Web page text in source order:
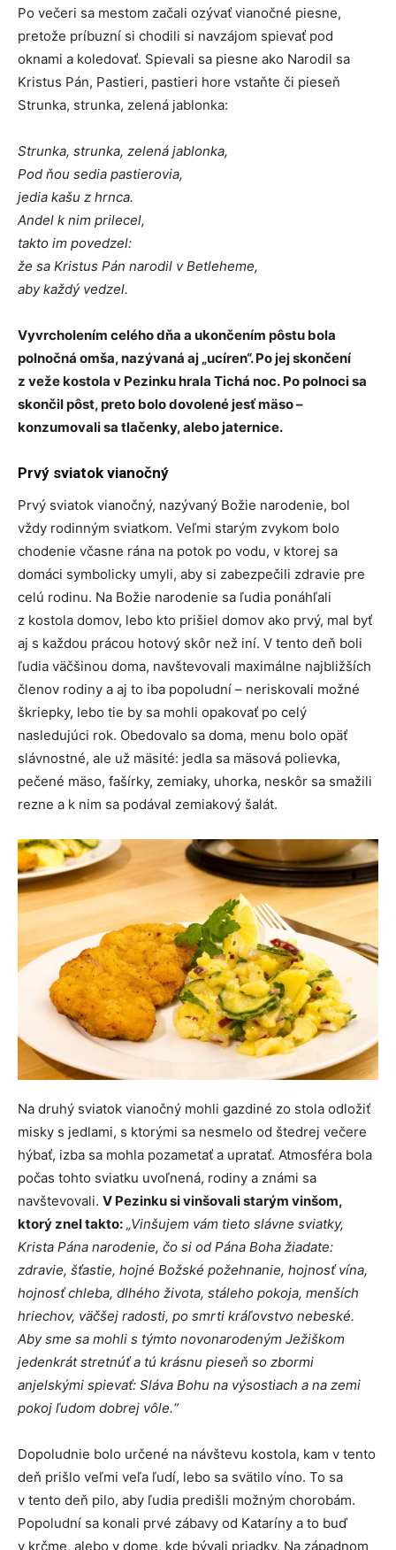
Po večeri sa mestom začali ozývať vianočné piesne,
pretože príbuzní si chodili si navzájom spievať pod
oknami a koledovať. Spievali sa piesne ako Narodil sa
Kristus Pán, Pastieri, pastieri hore vstaňte či pieseň
Strunka, strunka, zelená jablonka:
Strunka, strunka, zelená jablonka,
Pod ňou sedia pastierovia,
jedia kašu z hrnca.
Andel k nim prilecel,
takto im povedzel:
že sa Kristus Pán narodil v Betleheme,
aby každý vedzel.
Vyvrcholením celého dňa a ukončením pôstu bola
polnočná omša, nazývaná aj „ucíren“. Po jej skončení
z veže kostola v Pezinku hrala Tichá noc. Po polnoci sa
skončil pôst, preto bolo dovolené jesť mäso –
konzumovali sa tlačenky, alebo jaternice.
Prvý sviatok vianočný
Prvý sviatok vianočný, nazývaný Božie narodenie, bol
vždy rodinným sviatkom. Veľmi starým zvykom bolo
chodenie včasne rána na potok po vodu, v ktorej sa
domáci symbolicky umyli, aby si zabezpečili zdravie pre
celú rodinu. Na Božie narodenie sa ľudia ponáhľali
z kostola domov, lebo kto prišiel domov ako prvý, mal byť
aj s každou prácou hotový skôr než iní. V tento deň boli
ľudia väčšinou doma, navštevovali maximálne najbližších
členov rodiny a aj to iba popoludní – neriskovali možné
škriepky, lebo tie by sa mohli opakovať po celý
nasledujúci rok. Obedovalo sa doma, menu bolo opäť
slávnostné, ale už mäsité: jedla sa mäsová polievka,
pečené mäso, fašírky, zemiaky, uhorka, neskôr sa smažili
rezne a k nim sa podával zemiakový šalát.
Na druhý sviatok vianočný mohli gazdiné zo stola odložiť
misky s jedlami, s ktorými sa nesmelo od štedrej večere
hýbať, izba sa mohla pozametať a upratať. Atmosféra bola
počas tohto sviatku uvoľnená, rodiny a známi sa
navštevovali. V Pezinku si vinšovali starým vinšom,
ktorý znel takto: „Vinšujem vám tieto slávne sviatky,
Krista Pána narodenie, čo si od Pána Boha žiadate:
zdravie, šťastie, hojné Božské požehnanie, hojnosť vína,
hojnosť chleba, dlhého života, stáleho pokoja, menších
hriechov, väčšej radosti, po smrti kráľovstvo nebeské.
Aby sme sa mohli s týmto novonarodeným Ježiškom
jedenkrát stretnúť a tú krásnu pieseň so zbormi
anjelskými spievať: Sláva Bohu na výsostiach a na zemi
pokoj ľudom dobrej vôle.“
Dopoludnie bolo určené na návštevu kostola, kam v tento
deň prišlo veľmi veľa ľudí, lebo sa svätilo víno. To sa
v tento deň pilo, aby ľudia predišli možným chorobám.
Popoludní sa konali prvé zábavy od Kataríny a to buď
v krčme, alebo v dome, kde bývali priadky. Na západnom